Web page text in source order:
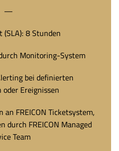
—
8 Stunden
Monitoring-System
bei definierten
Ereignissen
FREICON Ticketsystem,
durch FREICON Managed
Team